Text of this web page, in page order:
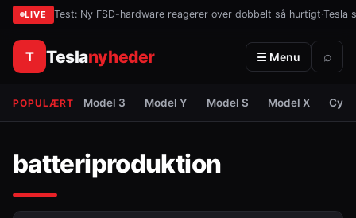
LIVE Test: Ny FSD-hardware reagerer over dobbelt så hurtigt·Tesla
T Teslanyheder ☰ Menu ⌕
POPULÆRT Model 3 Model Y Model S Model X
batteriproduktion